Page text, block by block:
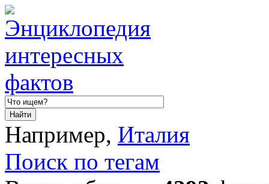
Например, Италия
Поиск по тегам